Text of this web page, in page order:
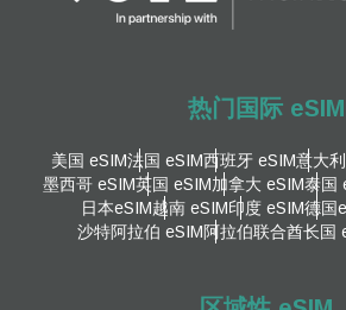
热门国际 eSIM
美国 eSIM法国 eSIM西班牙 eSIM意大
墨西哥 eSIM英国 eSIM加拿大 eSIM泰国
日本eSIM越南 eSIM印度 eSIM德国
沙特阿拉伯 eSIM阿拉伯联合酋长国